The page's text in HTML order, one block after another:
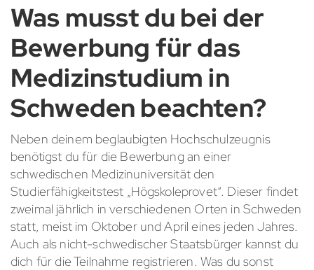
Was musst du bei der
Bewerbung für das
Medizinstudium in
Schweden beachten?
Neben deinem beglaubigten Hochschulzeugnis
benötigst du für die Bewerbung an einer
schwedischen Medizinuniversität den
Studierfähigkeitstest „Högskoleprovet“. Dieser findet
zweimal jährlich in verschiedenen Orten in Schweden
statt, meist im Oktober und April eines jeden Jahres.
Auch als nicht-schwedischer Staatsbürger kannst du
dich für die Teilnahme registrieren. Was du sonst